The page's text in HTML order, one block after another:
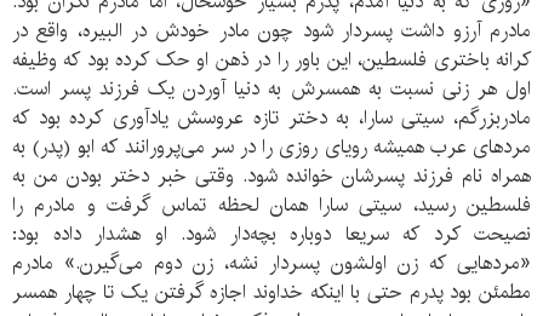
مادرم آرزو داشت پسردار شود چون مادر خودش در البیره، واقع در
کرانه باختری فلسطین، این باور را در ذهن او حک کرده بود که وظیفه
اول هر زنی نسبت به همسرش به دنیا آوردن یک فرزند پسر است.
مادربزرگم، سیتی سارا، به دختر تازه‌ عروسش یادآوری کرده بود که
مرد‌های عرب‌ همیشه رویای روزی را در سر می‌پرورانند که ابو (پدر) به
همراه نام فرزند پسرشان خوانده شود. وقتی خبر دختر بودن من به
فلسطین رسید، سیتی سارا همان لحظه تماس گرفت و مادرم را
نصیحت کرد که سریعا دوباره بچه‌دار شود. او هشدار داده بود:
«مرد‌هایی که زن اولشون پسردار نشه، زن دوم می‌گیرن.» مادرم
مطمئن بود پدرم حتی با اینکه خداوند اجازه گرفتن یک تا چهار همسر